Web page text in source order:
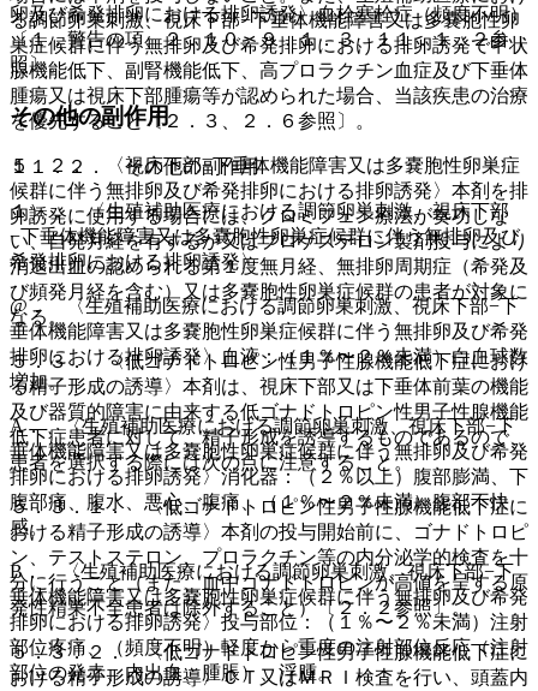
卵及び希発排卵における排卵誘発〉血栓塞栓症（頻度不明）
〔１．警告の項、２．１０、９．１．３、１１．１．２参
照〕。
その他の副作用
１１．２． その他の副作用
１）． 〈生殖補助医療における調節卵巣刺激、視床下部
−下垂体機能障害又は多嚢胞性卵巣症候群に伴う無排卵及び
希発排卵における排卵誘発〉
@． 〈生殖補助医療における調節卵巣刺激、視床下部−下
垂体機能障害又は多嚢胞性卵巣症候群に伴う無排卵及び希発
排卵における排卵誘発〉血液：（１％〜２％未満）白血球数
増加。
A． 〈生殖補助医療における調節卵巣刺激、視床下部−下
垂体機能障害又は多嚢胞性卵巣症候群に伴う無排卵及び希発
排卵における排卵誘発〉消化器：（２％以上）腹部膨満、下
腹部痛、腹水、悪心、腹痛、（１％〜２％未満）腹部不快
感。
B． 〈生殖補助医療における調節卵巣刺激、視床下部−下
垂体機能障害又は多嚢胞性卵巣症候群に伴う無排卵及び希発
排卵における排卵誘発〉投与部位：（１％〜２％未満）注射
部位疼痛、（頻度不明）軽度から重度の注射部位反応（注射
部位の発赤、内出血、腫脹）、浮腫。
る調節卵巣刺激、視床下部−下垂体機能障害又は多嚢胞性卵
巣症候群に伴う無排卵及び希発排卵における排卵誘発で甲状
腺機能低下、副腎機能低下、高プロラクチン血症及び下垂体
腫瘍又は視床下部腫瘍等が認められた場合、当該疾患の治療
を優先すること〔２．３、２．６参照〕。
５．２． 〈視床下部−下垂体機能障害又は多嚢胞性卵巣症
候群に伴う無排卵及び希発排卵における排卵誘発〉本剤を排
卵誘発に使用する場合には、クロミフェン療法が奏功しな
い、自発月経を有するか又はプロゲステロン製剤投与により
消退出血の認められる第１度無月経、無排卵周期症（希発及
び頻発月経を含む）又は多嚢胞性卵巣症候群の患者が対象に
なる。
５．３． 〈低ゴナドトロピン性男子性腺機能低下症におけ
る精子形成の誘導〉本剤は、視床下部又は下垂体前葉の機能
及び器質的障害に由来する低ゴナドトロピン性男子性腺機能
低下症患者に対して、精子形成を誘導するものであるので、
患者を選択する際には次の点に注意すること。
５．３．１． 〈低ゴナドトロピン性男子性腺機能低下症に
おける精子形成の誘導〉本剤の投与開始前に、ゴナドトロピ
ン、テストステロン、プロラクチン等の内分泌学的検査を十
分に行うこと（また、血中ゴナドトロピンが高値を呈する原
発性精巣不全患者は除外すること）〔２．２参照〕。
５．３．２． 〈低ゴナドトロピン性男子性腺機能低下症に
おける精子形成の誘導〉ＣＴ又はＭＲＩ検査を行い、頭蓋内